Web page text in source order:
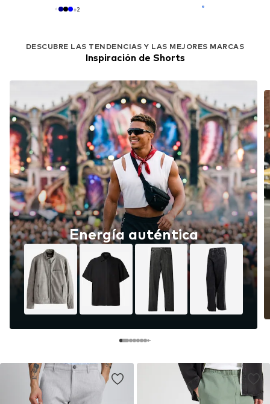
+2
DESCUBRE LAS TENDENCIAS Y LAS MEJORES MARCAS
Inspiración de Shorts
Energía auténtica